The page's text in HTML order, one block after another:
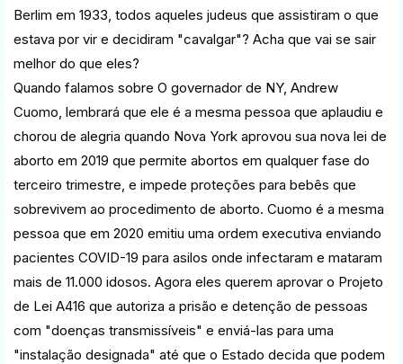
Berlim em 1933, todos aqueles judeus que assistiram o que
estava por vir e decidiram "cavalgar"? Acha que vai se sair
melhor do que eles?
Quando falamos sobre O governador de NY, Andrew
Cuomo, lembrará que ele é a mesma pessoa que aplaudiu e
chorou de alegria quando Nova York aprovou sua nova lei de
aborto em 2019 que permite abortos em qualquer fase do
terceiro trimestre, e impede proteções para bebês que
sobrevivem ao procedimento de aborto. Cuomo é a mesma
pessoa que em 2020 emitiu uma ordem executiva enviando
pacientes COVID-19 para asilos onde infectaram e mataram
mais de 11.000 idosos. Agora eles querem aprovar o Projeto
de Lei A416 que autoriza a prisão e detenção de pessoas
com "doenças transmissíveis" e enviá-las para uma
"instalação designada" até que o Estado decida que podem